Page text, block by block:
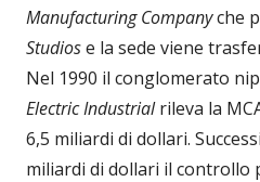
Manufacturing Companyche
Studiose la sede viene
Nel 1990 il conglomerato
Electric Industrialrileva la
6,5 miliardi di dollari.
miliardi di dollari il controllo